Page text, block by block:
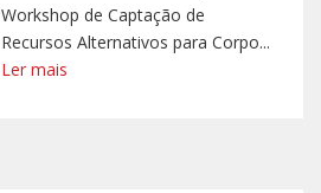
Workshop de Captação de
Recursos Alternativos para Corpo...
Ler mais